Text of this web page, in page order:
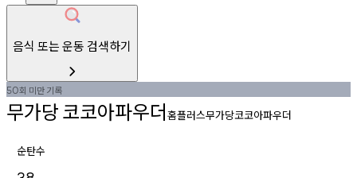
음식 또는 운동 검색하기
50회 미만기록
무가당코코아파우더홈플러스무가당코코아파우더
순탄수